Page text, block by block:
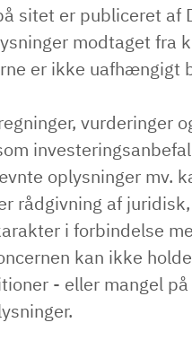
sitet er publiceret af
modtaget fra
er ikke uafhængigt
vurderinger
oplysninger mv.
rådgivning af
i forbindelse
kan ikke
- eller mangel